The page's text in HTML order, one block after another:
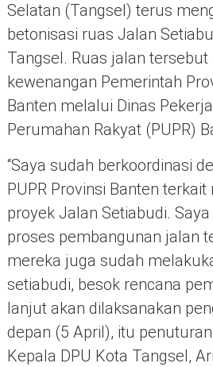
Selatan (Tangsel) terus
betonisasi ruas Jalan
Tangsel. Ruas jalan
kewenangan Pemerintah
Banten melalui Dinas
Perumahan Rakyat (PUPR)
“Saya sudah berkoordinasi
PUPR Provinsi Banten
proyek Jalan Setiabudi.
proses pembangunan jalan
mereka juga sudah
setiabudi, besok rencana
lanjut akan dilaksanakan
depan (5 April), itu
Kepala DPU Kota Tangsel,